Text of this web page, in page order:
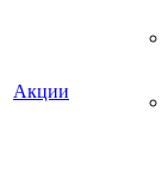
Акции